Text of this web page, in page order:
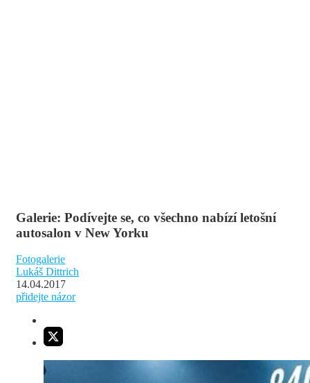
Galerie: Podívejte se, co všechno nabízí letošní
autosalon v New Yorku
Fotogalerie
Lukáš Dittrich
14.04.2017
přidejte názor